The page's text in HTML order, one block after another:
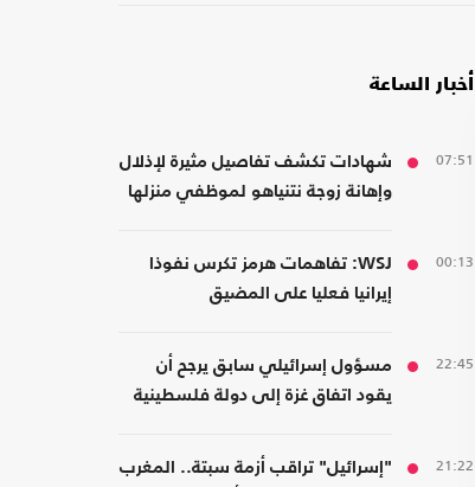
أخبار الساعة
07:51
شهادات تكشف تفاصيل مثيرة لإذلال
وإهانة زوجة نتنياهو لموظفي منزلها
00:13
WSJ: تفاهمات هرمز تكرس نفوذا
إيرانيا فعليا على المضيق
22:45
مسؤول إسرائيلي سابق يرجح أن
يقود اتفاق غزة إلى دولة فلسطينية
21:22
"إسرائيل" تراقب أزمة سبتة.. المغرب